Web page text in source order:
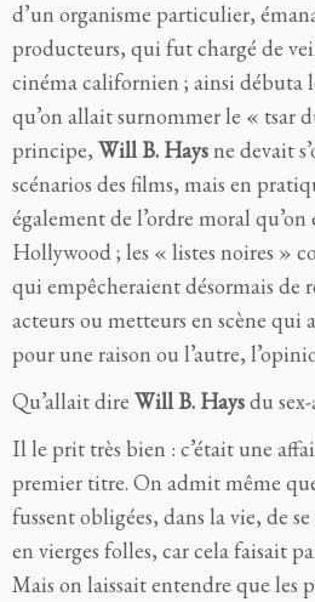
d’un organisme particulier,
producteurs, qui fut chargé de
cinéma californien ; ainsi débuta
qu’on allait surnommer le « tsar
principe, Will B. Haysne devait
scénarios des films, mais en
également de l’ordre moral
Hollywood ; les « listes noires »
qui empêcheraient désormais de
acteurs ou metteurs en scène qui
pour une raison ou l’autre,
Qu’allait dire Will B. Haysdu
Il le prit très bien : c’était une
premier titre. On admit même
fussent obligées, dans la vie, de
en vierges folles, car cela faisait
Mais on laissait entendre que les